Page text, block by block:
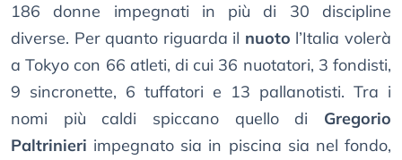
186 donne impegnati in più di 30 discipline
diverse. Per quanto riguarda il nuoto l’Italia volerà
a Tokyo con 66 atleti, di cui 36 nuotatori, 3 fondisti,
9 sincronette, 6 tuffatori e 13 pallanotisti. Tra i
nomi più caldi spiccano quello di Gregorio
Paltrinieri impegnato sia in piscina sia nel fondo,